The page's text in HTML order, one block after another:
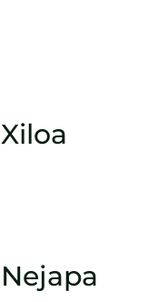
Xiloa
Nejapa